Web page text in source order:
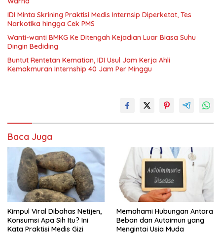
IDI Minta Skrining Praktisi Medis Internsip Diperketat, Tes
Narkotika hingga Cek PMS
Wanti-wanti BMKG Ke Ditengah Kejadian Luar Biasa Suhu
Dingin Bediding
Buntut Rentetan Kematian, IDI Usul Jam Kerja Ahli
Kemakmuran Internship 40 Jam Per Minggu
Baca Juga
Kimpul Viral Dibahas Netijen,
Konsumsi Apa Sih Itu? Ini
Kata Praktisi Medis Gizi
Memahami Hubungan Antara
Beban dan Autoimun yang
Mengintai Usia Muda